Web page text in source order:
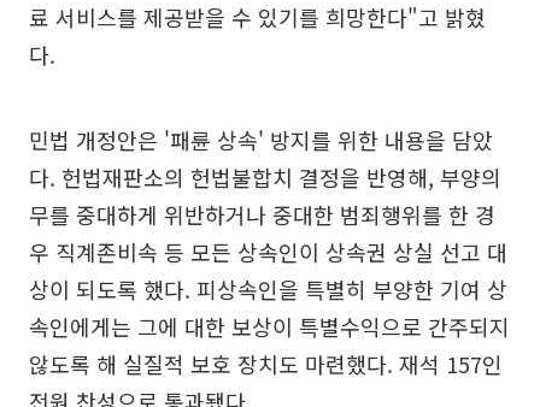
료 서비스를 제공받을 수 있기를 희망한다"고 밝혔
다.
민법 개정안은 '패륜 상속' 방지를 위한 내용을 담았
다. 헌법재판소의 헌법불합치 결정을 반영해, 부양의
무를 중대하게 위반하거나 중대한 범죄행위를 한 경
우 직계존비속 등 모든 상속인이 상속권 상실 선고 대
상이 되도록 했다. 피상속인을 특별히 부양한 기여 상
속인에게는 그에 대한 보상이 특별수익으로 간주되지
않도록 해 실질적 보호 장치도 마련했다. 재석 157인